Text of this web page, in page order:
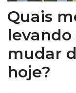
Quais
levando
mudar
hoje?